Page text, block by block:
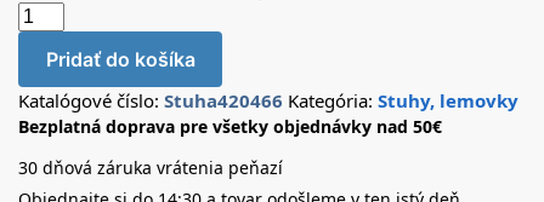
Pridať do košíka
Katalógové číslo: Stuha420466 Kategória: Stuhy, lemovky
Bezplatná doprava pre všetky objednávky nad 50€
30 dňová záruka vrátenia peňazí